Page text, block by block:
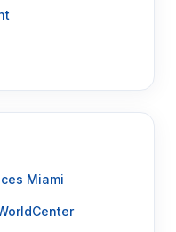
Miami